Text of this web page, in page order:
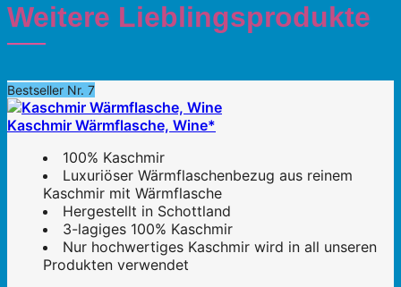
Weitere Lieblingsprodukte
Bestseller Nr. 7
Kaschmir Wärmflasche, Wine*
100% Kaschmir
Luxuriöser Wärmflaschenbezug aus reinem
Kaschmir mit Wärmflasche
Hergestellt in Schottland
3-lagiges 100% Kaschmir
Nur hochwertiges Kaschmir wird in all unseren
Produkten verwendet